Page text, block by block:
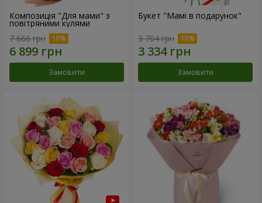
Композиція "Для мами" з
повітряними кулями
7 666 грн
Замовити
Букет "Мамі в подарунок"
3 704 грн
Замовити